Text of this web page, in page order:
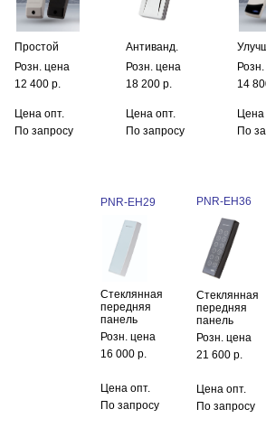
Простой Антиванд.
Розн. цена
12 400 р.
Цена опт.
По запросу
Розн. цена
18 200 р.
Цена опт.
По запросу
14
Цена
По
PNR-EH29
Стеклянная
передняя
панель
Розн. цена
16 000 р.
Цена опт.
По запросу
PNR-EH36
Стеклянная
передняя
панель
Розн. цена
21 600 р.
Цена опт.
По запросу